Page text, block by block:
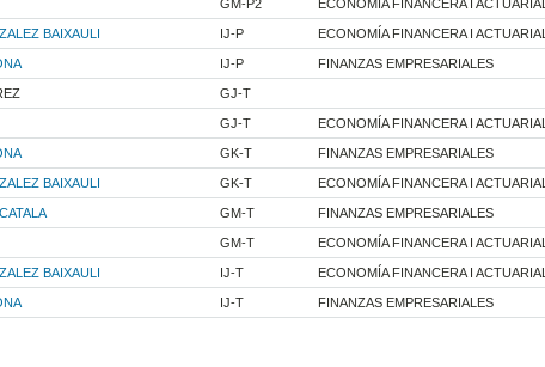
GM-P2 ECONOMÍA FINANCERA I ACTUARIAL
BAIXAULI IJ-P ECONOMÍA FINANCERA I ACTUARIAL
IJ-P FINANZAS EMPRESARIALES
GJ-T
GJ-T ECONOMÍA FINANCERA I ACTUARIAL
GK-T FINANZAS EMPRESARIALES
BAIXAULI GK-T ECONOMÍA FINANCERA I ACTUARIAL
GM-T FINANZAS EMPRESARIALES
GM-T ECONOMÍA FINANCERA I ACTUARIAL
BAIXAULI IJ-T ECONOMÍA FINANCERA I ACTUARIAL
IJ-T FINANZAS EMPRESARIALES